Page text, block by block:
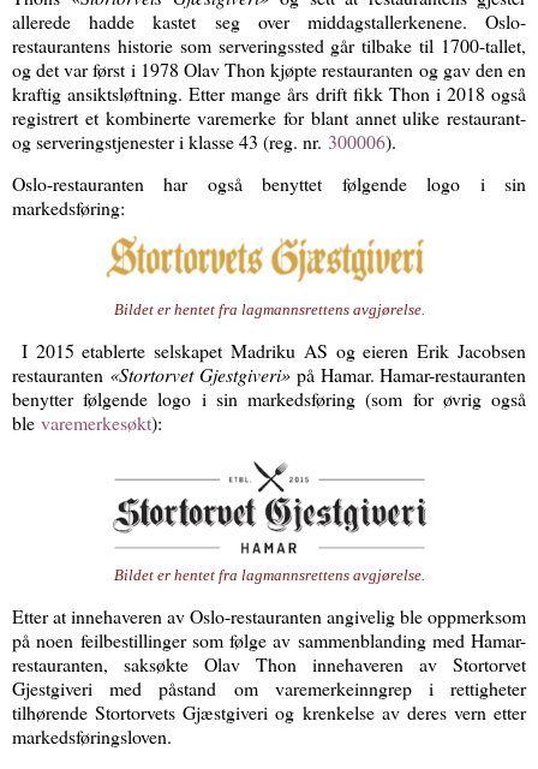
allerede hadde kastet seg over middagstallerkenene. Oslo-
restaurantens historie som serveringssted går tilbake til 1700-tallet,
og det var først i 1978 Olav Thon kjøpte restauranten og gav den en
kraftig ansiktsløftning. Etter mange års drift fikk Thon i 2018 også
registrert et kombinerte varemerke for blant annet ulike restaurant-
og serveringstjenester i klasse 43 (reg. nr. 300006).
Oslo-restauranten har også benyttet følgende logo i sin
markedsføring:
Bildet er hentet fra lagmannsrettens avgjørelse.
I 2015 etablerte selskapet Madriku AS og eieren Erik Jacobsen
restauranten «Stortorvet Gjestgiveri»på Hamar. Hamar-restauranten
benytter følgende logo i sin markedsføring (som for øvrig også
ble varemerkesøkt):
Bildet er hentet fra lagmannsrettens avgjørelse.
Etter at innehaveren av Oslo-restauranten angivelig ble oppmerksom
på noen feilbestillinger som følge av sammenblanding med Hamar-
restauranten, saksøkte Olav Thon innehaveren av Stortorvet
Gjestgiveri med påstand om varemerkeinngrep i rettigheter
tilhørende Stortorvets Gjæstgiveri og krenkelse av deres vern etter
markedsføringsloven.